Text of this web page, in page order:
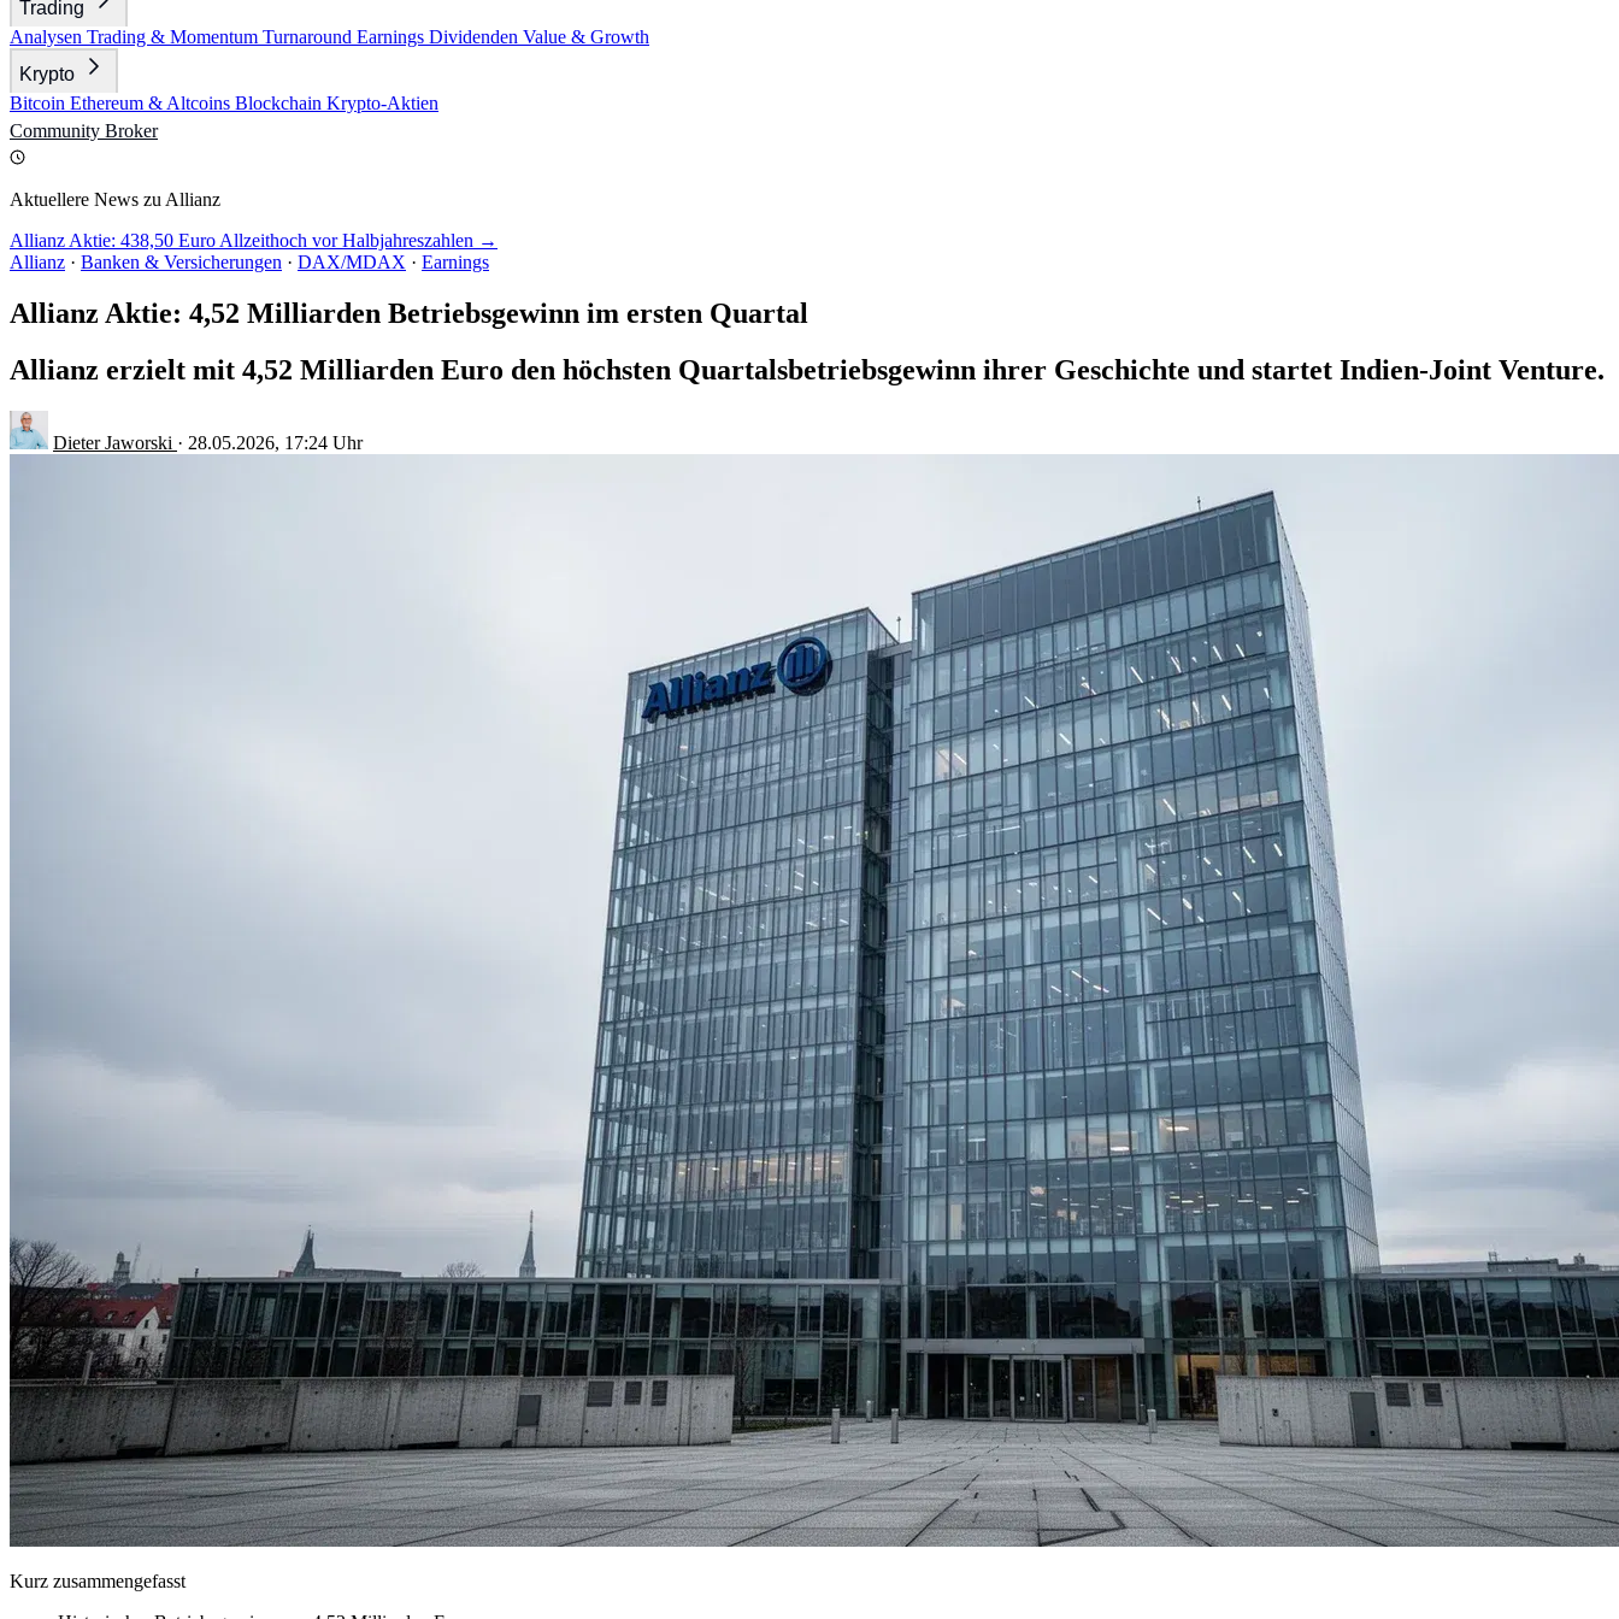
Trading
Analysen Trading & Momentum Turnaround Earnings Dividenden Value & Growth
Krypto
Bitcoin Ethereum & Altcoins Blockchain Krypto-Aktien
Community Broker
Aktuellere News zu Allianz
Allianz Aktie: 438,50 Euro Allzeithoch vor Halbjahreszahlen →
Allianz · Banken & Versicherungen · DAX/MDAX · Earnings
Allianz Aktie: 4,52 Milliarden Betriebsgewinn im ersten Quartal
Allianz erzielt mit 4,52 Milliarden Euro den höchsten Quartalsbetriebsgewinn ihrer Geschichte und startet Indien-Joint Venture.
Dieter Jaworski · 28.05.2026, 17:24 Uhr
Kurz zusammengefasst